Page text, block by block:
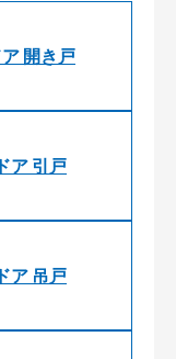
開き戸
ア 引戸
ア 吊戸